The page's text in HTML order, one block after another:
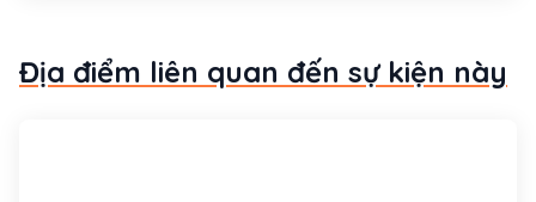
người làng Sáo Sơn, huyện Vĩnh Lộc, Thanh Hoá,
Việt Nam. Mẹ Trịnh Tùng là Nguyễn Thị Ngọc Bảo,
Địa điểm liên quan đến sự kiện này